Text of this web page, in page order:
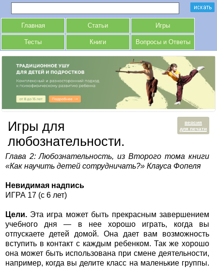
Главная Статьи Игры
Тесты Книги Вопросы и Ответы
версия
для печати
Игры для
любознательности.
Глава 2: Любознательность, из Второго тома книги
«Как научить детей сотрудничать?» Клауса Фопеля
Невидимая надпись
ИГРА 17 (с 6 лет)
Цели.Эта игра может быть прекрасным завершением
учебного дня — в нее хорошо играть, когда вы
отпускаете детей домой. Она дает вам возможность
вступить в контакт с каждым ребенком. Так же хорошо
она может быть использована при смене деятельности,
например, когда вы делите класс на маленькие группы.